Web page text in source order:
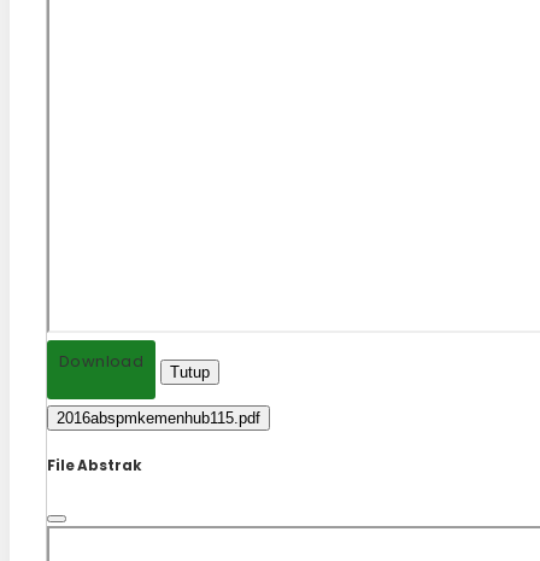
Download Tutup
2016abspmkemenhub115.pdf
File Abstrak